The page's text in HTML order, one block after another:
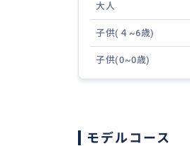
した。この橋は、2
大人
子供(４~6歳)
子供(0~0歳)
モデルコース